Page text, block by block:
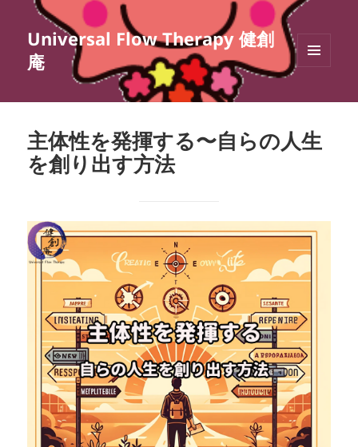
Universal Flow Therapy 健創
庵
ィジェ
主体性を発揮する〜自らの人生
を創り出す方法